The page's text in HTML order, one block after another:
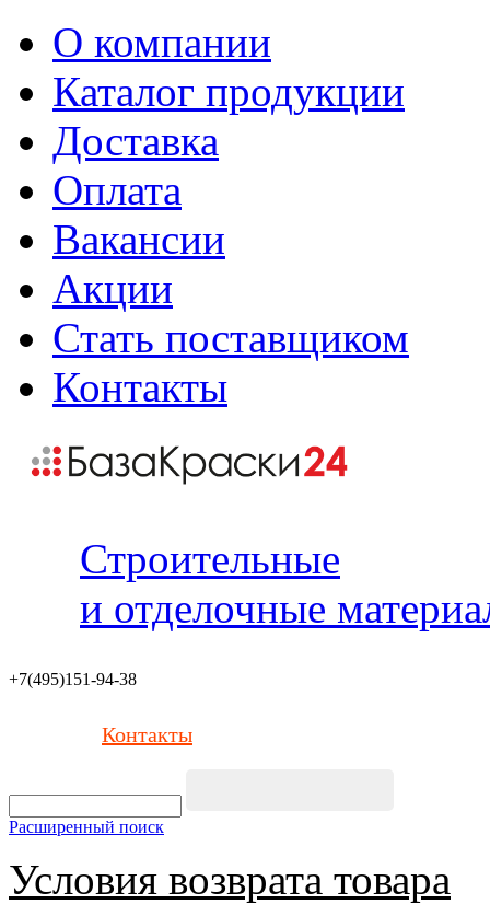
О компании
Каталог продукции
Доставка
Оплата
Вакансии
Акции
Стать поставщиком
Контакты
Строительные
и отделочные
+7(495)151-94-38
Контакты
Расширенный поиск
Условия возврата товара